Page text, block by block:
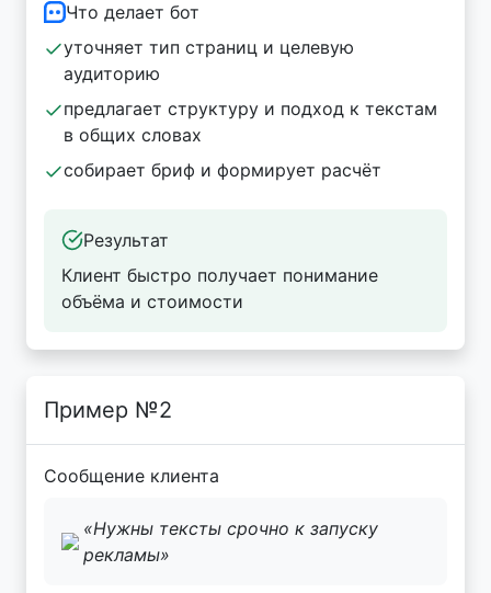
Что делает бот
уточняет тип страниц и целевую
аудиторию
предлагает структуру и подход к текстам
в общих словах
собирает бриф и формирует расчёт
Результат
Клиент быстро получает понимание
объёма и стоимости
Пример №2
Сообщение клиента
«Нужны тексты срочно к запуску
рекламы»